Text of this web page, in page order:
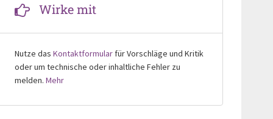
Wirke mit
Nutze das Kontaktformularfür Vorschläge und Kritik
oder um technische oder inhaltliche Fehler zu
melden. Mehr